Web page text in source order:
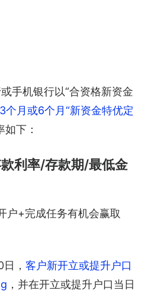
手机银行以“合资格新资金
个月或6个月“新资金特优定
如下：
利率/存款期/最低金
+完成任务有机会赢取
， 客户新开立或提升户口
，并在开立或提升户口当日